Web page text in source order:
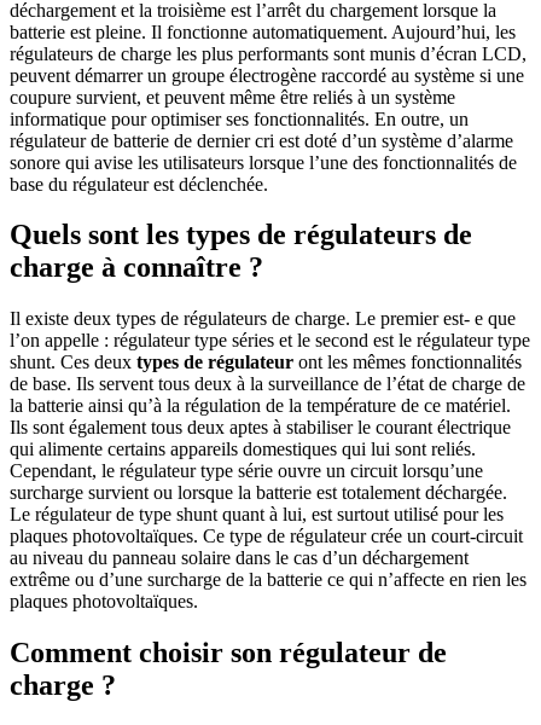
déchargement et la troisième est l’arrêt du chargement lorsque la
batterie est pleine. Il fonctionne automatiquement. Aujourd’hui, les
régulateurs de charge les plus performants sont munis d’écran LCD,
peuvent démarrer un groupe électrogène raccordé au système si une
coupure survient, et peuvent même être reliés à un système
informatique pour optimiser ses fonctionnalités. En outre, un
régulateur de batterie de dernier cri est doté d’un système d’alarme
sonore qui avise les utilisateurs lorsque l’une des fonctionnalités de
base du régulateur est déclenchée.
Quels sont les types de régulateurs de
charge à connaître ?
Il existe deux types de régulateurs de charge. Le premier est- e que
l’on appelle : régulateur type séries et le second est le régulateur type
shunt. Ces deux types de régulateur ont les mêmes fonctionnalités
de base. Ils servent tous deux à la surveillance de l’état de charge de
la batterie ainsi qu’à la régulation de la température de ce matériel.
Ils sont également tous deux aptes à stabiliser le courant électrique
qui alimente certains appareils domestiques qui lui sont reliés.
Cependant, le régulateur type série ouvre un circuit lorsqu’une
surcharge survient ou lorsque la batterie est totalement déchargée.
Le régulateur de type shunt quant à lui, est surtout utilisé pour les
plaques photovoltaïques. Ce type de régulateur crée un court-circuit
au niveau du panneau solaire dans le cas d’un déchargement
extrême ou d’une surcharge de la batterie ce qui n’affecte en rien les
plaques photovoltaïques.
Comment choisir son régulateur de
charge ?